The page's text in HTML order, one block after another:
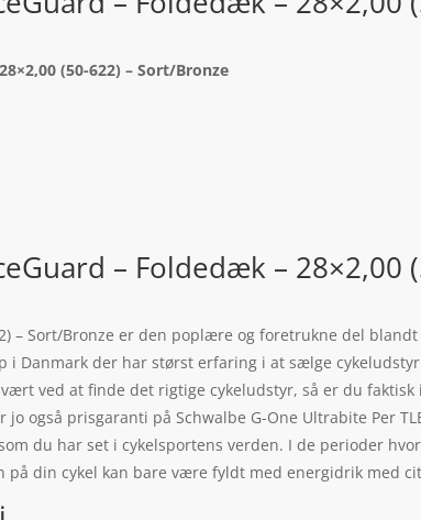
(50-622) – Sort/Bronze
– Foldedæk – 28×2,00
– Sort/Bronze er den poplære og foretrukne del
Danmark der har størst erfaring i at sælge
ved at finde det rigtige cykeludstyr, så er du faktisk
også prisgaranti på Schwalbe G-One Ultrabite Per
du har set i cykelsportens verden. I de perioder
på din cykel kan bare være fyldt med energidrik med